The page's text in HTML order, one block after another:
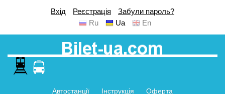
Вхід Реєстрація
Забули пароль?
Ru
Ua En
Автостанції Інструкція
Оферта